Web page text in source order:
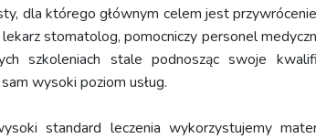
dla którego głównym celem jest
stomatolog, pomocniczy personel
szkoleniach stale podnosząc swoje
wysoki poziom usług.
standard leczenia wykorzystujemy